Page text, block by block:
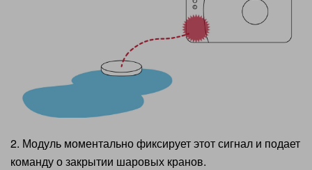
2. Модуль моментально фиксирует этот сигнал и подает
команду о закрытии шаровых кранов.